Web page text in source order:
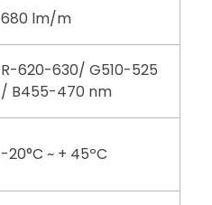
680 lm/m
R-620-630/ G510-525
/ B455-470 nm
-20°C ~ + 45ºC